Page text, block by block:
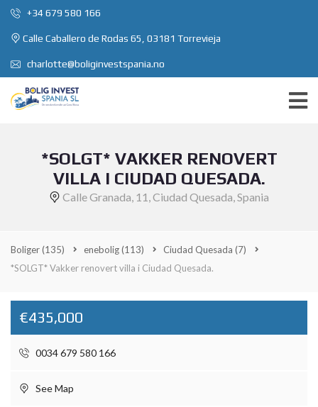
+34 679 580 166
Calle Caballero de Rodas 65, 03181 Torrevieja
charlotte@boliginvestspania.no
*SOLGT* VAKKER RENOVERT
VILLA I CIUDAD QUESADA.
Calle Granada, 11, Ciudad Quesada, Spania
Boliger(135) enebolig(113) Ciudad Quesada (7)
*SOLGT* Vakker renovert villa i Ciudad Quesada.
€435,000
0034 679 580 166
See Map